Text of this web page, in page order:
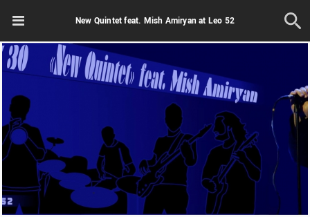
New Quintet feat. Mish Amiryan at Leo 52